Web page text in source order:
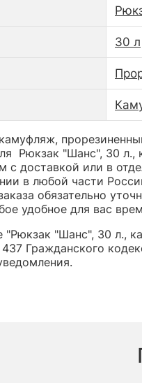
30 л
Рюкзак "Шанс", 30
с доставкой или в
в любой части
обязательно
удобное для вас
"Шанс", 30 л.,
Гражданского